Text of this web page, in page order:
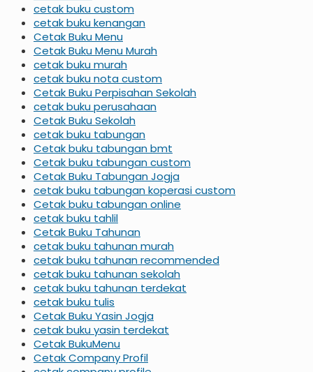
cetak buku custom
cetak buku kenangan
Cetak Buku Menu
Cetak Buku Menu Murah
cetak buku murah
cetak buku nota custom
Cetak Buku Perpisahan Sekolah
cetak buku perusahaan
Cetak Buku Sekolah
cetak buku tabungan
Cetak buku tabungan bmt
Cetak buku tabungan custom
Cetak Buku Tabungan Jogja
cetak buku tabungan koperasi custom
Cetak buku tabungan online
cetak buku tahlil
Cetak Buku Tahunan
cetak buku tahunan murah
cetak buku tahunan recommended
cetak buku tahunan sekolah
cetak buku tahunan terdekat
cetak buku tulis
Cetak Buku Yasin Jogja
cetak buku yasin terdekat
Cetak BukuMenu
Cetak Company Profil